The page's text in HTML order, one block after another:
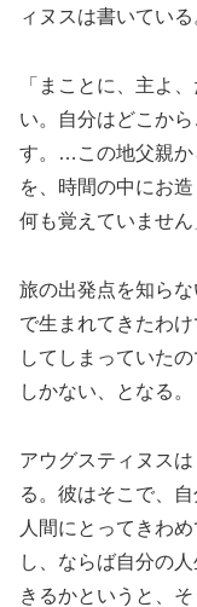
ィヌスは書いている
「まことに、主よ
い。自分はどこか
す。…この地父親か
を、時間の中にお
何も覚えていません
旅の出発点を知ら
で生まれてきたわ
してしまっていた
しかない、となる。
アウグスティヌス
る。彼はそこで、
人間にとってきわ
し、ならば自分の
きるかというと、